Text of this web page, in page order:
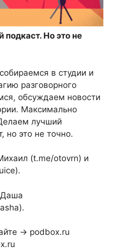
Но это не
в студии и
разговорного
обсуждаем новости
Максимально
лучший
но это не точно.
(t.me/otovrn) и
Даша
→ podbox.ru